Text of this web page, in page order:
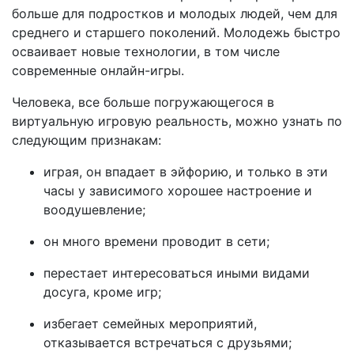
больше для подростков и молодых людей, чем для
среднего и старшего поколений. Молодежь быстро
осваивает новые технологии, в том числе
современные онлайн-игры.
Человека, все больше погружающегося в
виртуальную игровую реальность, можно узнать по
следующим признакам:
играя, он впадает в эйфорию, и только в эти
часы у зависимого хорошее настроение и
воодушевление;
он много времени проводит в сети;
перестает интересоваться иными видами
досуга, кроме игр;
избегает семейных мероприятий,
отказывается встречаться с друзьями;